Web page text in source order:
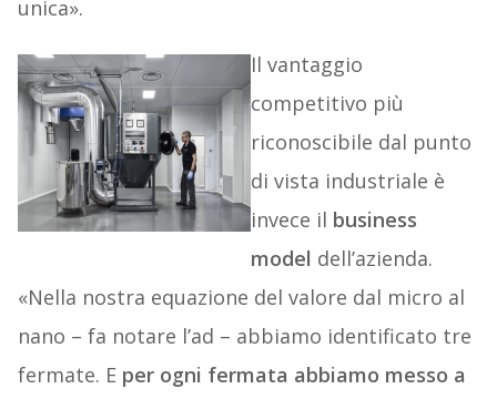
unica».
Il vantaggio
competitivo più
riconoscibile dal punto
di vista industriale è
invece il business
model dell’azienda.
«Nella nostra equazione del valore dal micro al
nano – fa notare l’ad – abbiamo identificato tre
fermate. E per ogni fermata abbiamo messo a